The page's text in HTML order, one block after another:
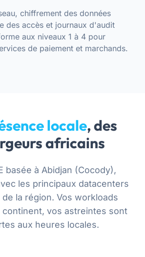
chiffrement des données
des accès et journaux d'audit
aux niveaux 1 à 4 pour
de paiement et marchands.
locale, des
africains
basée à Abidjan (Cocody),
les principaux datacenters
la région. Vos workloads
vos astreintes sont
aux heures locales.